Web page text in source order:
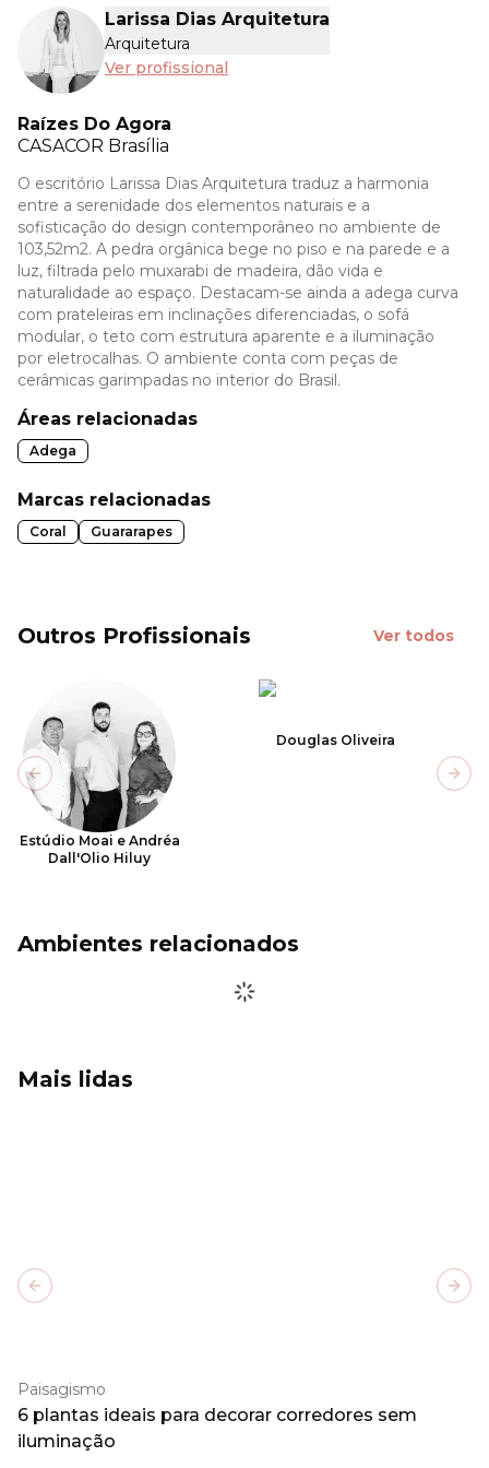
Larissa Dias Arquitetura
Arquitetura
Ver profissional
Raízes Do Agora
CASACOR Brasília
O escritório Larissa Dias Arquitetura traduz a harmonia
entre a serenidade dos elementos naturais e a
sofisticação do design contemporâneo no ambiente de
103,52m2. A pedra orgânica bege no piso e na parede e a
luz, filtrada pelo muxarabi de madeira, dão vida e
naturalidade ao espaço. Destacam-se ainda a adega curva
com prateleiras em inclinações diferenciadas, o sofá
modular, o teto com estrutura aparente e a iluminação
por eletrocalhas. O ambiente conta com peças de
cerâmicas garimpadas no interior do Brasil.
Áreas relacionadas
Adega
Marcas relacionadas
Coral Guararapes
Outros Profissionais Ver todos
Estúdio Moai e Andréa
Dall'Olio Hiluy
Douglas Oliveira
Previous slide
Ambientes relacionados
Mais lidas
Paisagismo
6 plantas ideais para decorar corredores sem
iluminação
Previous slide